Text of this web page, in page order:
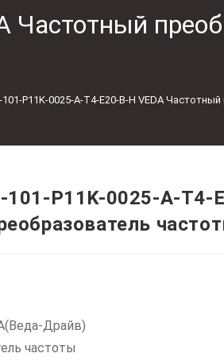
Частотный
101-P11K-0025-A-T4-E20-B-H VEDA
101-P11K-0025-A-T4-
Драйв)
частоты